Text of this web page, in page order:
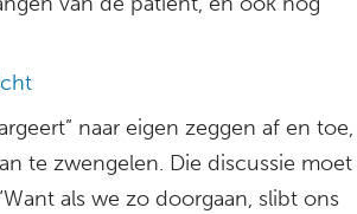
naar eigen zeggen af en toe,
te zwengelen. Die discussie moet
als we zo doorgaan, slibt ons